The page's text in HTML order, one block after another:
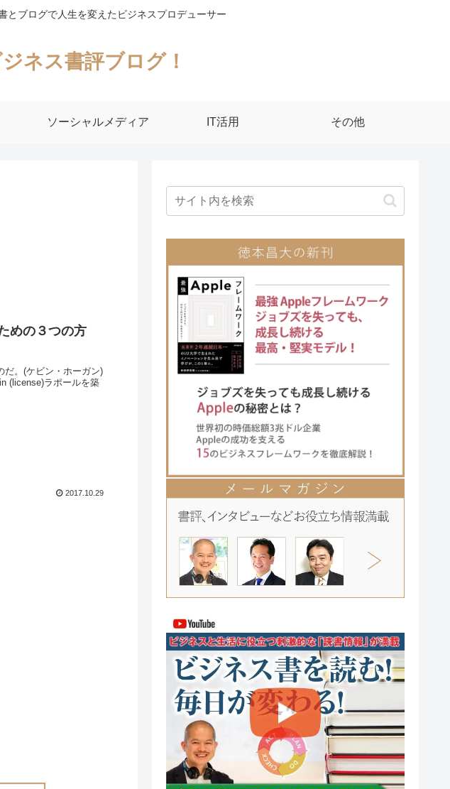
ブログで人生を変えたビジネスプロデューサー
ネス書評ブログ！
ソーシャルメディア IT活用 その他
めの３つの方
だ。(ケビン・ホーガン)
(license)ラポールを築
2017.10.29